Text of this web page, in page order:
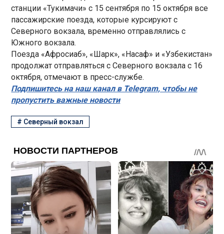
станции «Тукимачи» с 15 сентября по 15 октября все
пассажирские поезда, которые курсируют с
Северного вокзала, временно отправлялись с
Южного вокзала.
Поезда «Афросиаб», «Шарк», «Насаф» и «Узбекистан»
продолжат отправляться с Северного вокзала с 16
октября, отмечают в пресс-службе.
Подпишитесь на наш канал в Telegram, чтобы не
пропустить важные новости
# Северный вокзал